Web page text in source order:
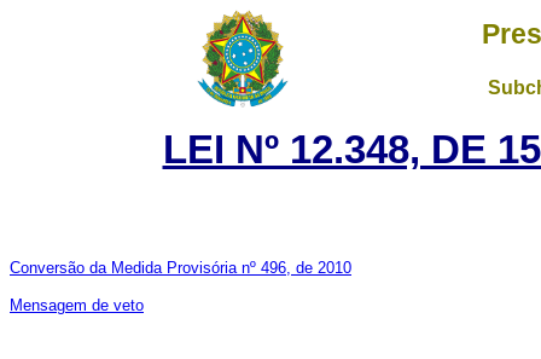
LEI Nº 12.348, DE
Conversão da Medida Provisória nº 496, de 2010
Mensagem de veto